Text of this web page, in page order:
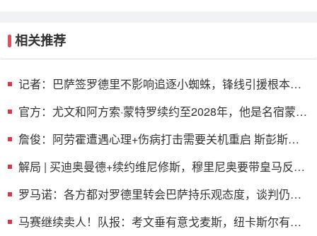
相关推荐
记者：巴萨签罗德里不影响追逐小蜘蛛，锋线引援根本不
官方：尤文和阿方索·蒙特罗续约至2028年，他是名宿蒙特
詹俊：阿劳霍遭遇心理+伤病打击需要关机重启 斯彭斯挺
解局 | 买迪奥曼德+续约维尼修斯，穆里尼奥要带皇马反
罗马诺：各方都对罗德里转会巴萨持乐观态度，谈判仍在
马赛继续卖人！队报：考文垂有意戈麦斯，纽卡斯尔有意